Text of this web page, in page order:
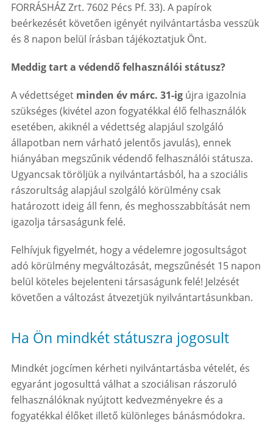
FORRÁSHÁZ Zrt. 7602 Pécs Pf. 33). A papírok
beérkezését követően igényét nyilvántartásba vesszük
és 8 napon belül írásban tájékoztatjuk Önt.
Meddig tart a védendő felhasználói státusz?
A védettséget minden év márc. 31-igújra igazolnia
szükséges (kivétel azon fogyatékkal élő felhasználók
esetében, akiknél a védettség alapjául szolgáló
állapotban nem várható jelentős javulás), ennek
hiányában megszűnik védendő felhasználói státusza.
Ugyancsak töröljük a nyilvántartásból, ha a szociális
rászorultság alapjául szolgáló körülmény csak
határozott ideig áll fenn, és meghosszabbítását nem
igazolja társaságunk felé.
Felhívjuk figyelmét, hogy a védelemre jogosultságot
adó körülmény megváltozását, megszűnését 15 napon
belül köteles bejelenteni társaságunk felé! Jelzését
követően a változást átvezetjük nyilvántartásunkban.
Ha Ön mindkét státuszra jogosult
Mindkét jogcímen kérheti nyilvántartásba vételét, és
egyaránt jogosulttá válhat a szociálisan rászoruló
felhasználóknak nyújtott kedvezményekre és a
fogyatékkal élőket illető különleges bánásmódokra.